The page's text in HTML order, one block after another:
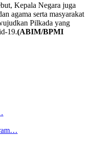
Kepala Negara juga
agama serta masyarakat
Pilkada yang
19.(ABIM/BPMI